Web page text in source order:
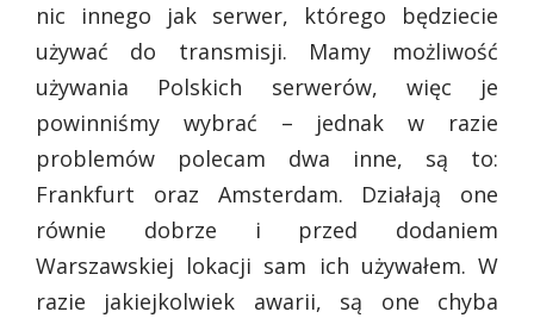
nic innego jak serwer, którego będziecie
używać do transmisji. Mamy możliwość
używania Polskich serwerów, więc je
powinniśmy wybrać – jednak w razie
problemów polecam dwa inne, są to:
Frankfurt oraz Amsterdam. Działają one
równie dobrze i przed dodaniem
Warszawskiej lokacji sam ich używałem. W
razie jakiejkolwiek awarii, są one chyba